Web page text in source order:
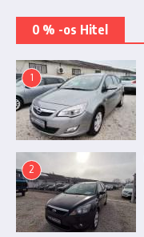
0 % -os Hitel
1
2